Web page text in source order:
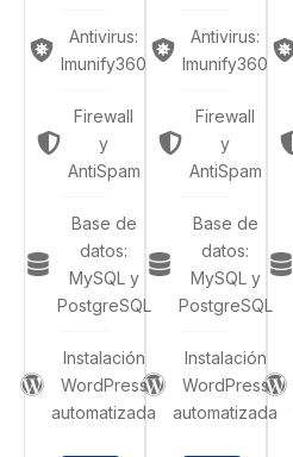
Antivirus:
Imunify360
Firewall
y
AntiSpam
Base de
datos:
MySQL y
PostgreSQL
Instalación
WordPress
automatizada
Antivirus:
Imunify360
Firewall
y
AntiSpam
Base de
datos:
MySQL y
PostgreSQL
Instalación
WordPress
automatizada